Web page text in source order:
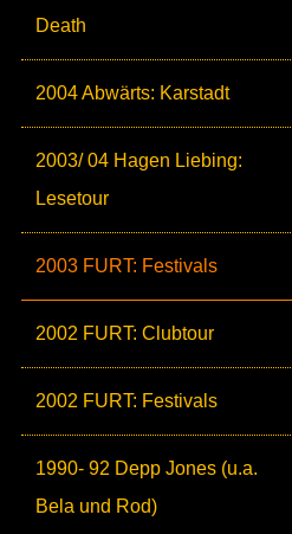
Death
2004 Abwärts: Karstadt
2003/ 04 Hagen Liebing:
Lesetour
2003 FURT: Festivals
2002 FURT: Clubtour
2002 FURT: Festivals
1990- 92 Depp Jones (u.a.
Bela und Rod)